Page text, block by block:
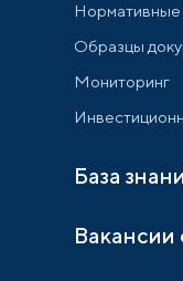
Нормативные
Образцы
Мониторинг
База
Вакансии